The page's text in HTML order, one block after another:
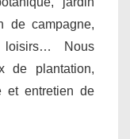
de campagne,
loisirs… Nous
de plantation,
et entretien de